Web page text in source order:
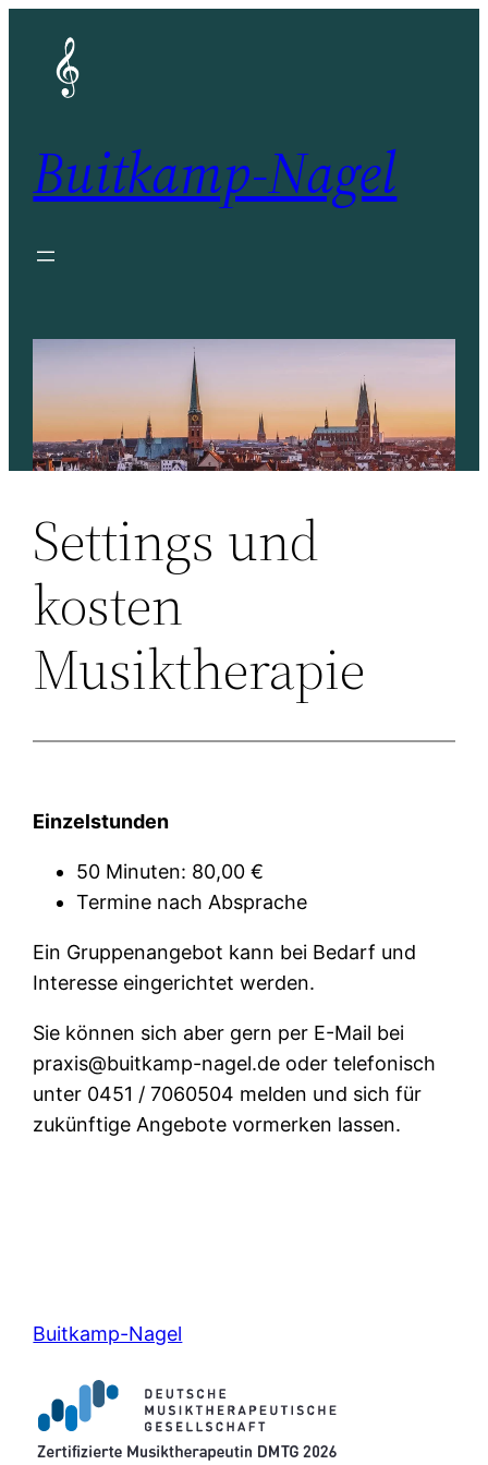
springen
Buitkamp-Nagel
Settings und
kosten
Musiktherapie
Einzelstunden
50 Minuten: 80,00 €
Termine nach Absprache
Ein Gruppenangebot kann bei Bedarf und
Interesse eingerichtet werden.
Sie können sich aber gern per E-Mail bei
praxis@buitkamp-nagel.de oder telefonisch
unter 0451 / 7060504 melden und sich für
zukünftige Angebote vormerken lassen.
Buitkamp-Nagel